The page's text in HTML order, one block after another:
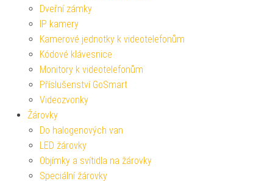
Dveřní zámky
IP kamery
Kamerové jednotky k videotelefonům
Kódové klávesnice
Monitory k videotelefonům
Příslušenství GoSmart
Videozvonky
Žárovky
Do halogenových van
LED žárovky
Objímky a svítidla na žárovky
Speciální žárovky